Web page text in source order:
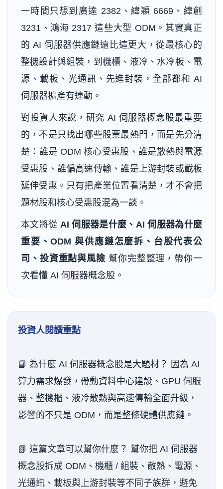
一時間只想到廣達 2382、緯穎 6669、緯創
3231、鴻海 2317 這些大型 ODM。其實真正
的 AI 伺服器供應鏈遠比這更大，從最核心的
整機設計與組裝，到機櫃、液冷、水冷板、電
源、載板、光通訊、先進封裝，全部都和 AI
伺服器擴產有連動。
對投資人來說，研究 AI 伺服器概念股最重要
的，不是只找出哪些股票最熱門，而是先分清
楚：誰是 ODM 核心受惠股、誰是散熱與電源
受惠股、誰偏高速傳輸、誰是上游封裝或載板
延伸受惠。只有把產業位置看清楚，才不會把
題材股和核心受惠股混為一談。
本文將從 AI 伺服器是什麼、AI 伺服器為什麼
重要、ODM 與供應鏈怎麼拆、台股代表公
司、投資重點與風險 幫你完整整理，帶你一
次看懂 AI 伺服器概念股。
投資人閱讀重點
📘 為什麼 AI 伺服器概念股是大題材？ 因為 AI
算力需求爆發，帶動資料中心建設、GPU 伺服
器、整機櫃、液冷散熱與高速傳輸全面升級，
影響的不只是 ODM，而是整條硬體供應鏈。
📗 這篇文章可以幫你什麼？ 幫你把 AI 伺服器
概念股拆成 ODM、機櫃 / 組裝、散熱、電源、
光通訊、載板與上游封裝等不同子族群，避免